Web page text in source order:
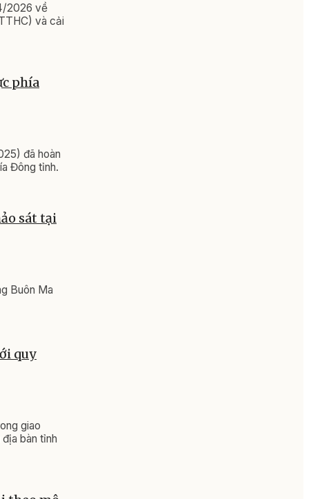
2026 về
và cải
phía
đã hoàn
Đông tỉnh.
sát tại
Buôn Ma
quy
giao
bàn tỉnh